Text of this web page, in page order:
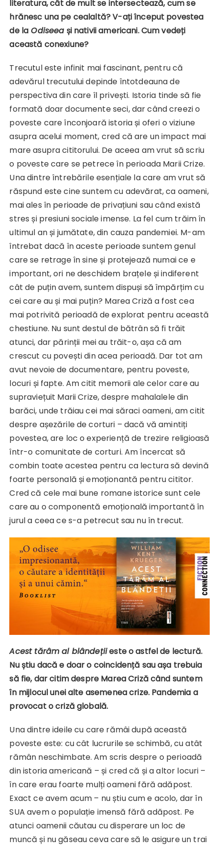
literatura, cât de mult se intersectează, cum se
hrănesc una pe cealaltă? V-ați început povestea
de la Odiseea și nativii americani. Cum vedeți
această conexiune?
Trecutul este infinit mai fascinant, pentru că
adevărul trecutului depinde întotdeauna de
perspectiva din care îl privești. Istoria tinde să fie
formată doar documente seci, dar când creezi o
poveste care înconjoară istoria și oferi o viziune
asupra acelui moment, cred că are un impact mai
mare asupra cititorului. De aceea am vrut să scriu
o poveste care se petrece în perioada Marii Crize.
Una dintre întrebările esențiale la care am vrut să
răspund este cine suntem cu adevărat, ca oameni,
mai ales în perioade de privațiuni sau când există
stres și presiuni sociale imense. La fel cum trăim în
ultimul an și jumătate, din cauza pandemiei. M-am
întrebat dacă în aceste perioade suntem genul
care se retrage în sine și protejează numai ce e
important, ori ne deschidem brațele și indiferent
cât de puțin avem, suntem dispuși să împărțim cu
cei care au și mai puțin? Marea Criză a fost cea
mai potrivită perioadă de explorat pentru această
chestiune. Nu sunt destul de bătrân să fi trăit
atunci, dar părinții mei au trăit-o, așa că am
crescut cu povești din acea perioadă. Dar tot am
avut nevoie de documentare, pentru poveste,
locuri și fapte. Am citit memorii ale celor care au
supraviețuit Marii Crize, despre mahalalele din
barăci, unde trăiau cei mai săraci oameni, am citit
despre așezările de corturi – dacă vă amintiți
povestea, are loc o experiență de trezire religioasă
într-o comunitate de corturi. Am încercat să
combin toate acestea pentru ca lectura să devină
foarte personală și emoționantă pentru cititor.
Cred că cele mai bune romane istorice sunt cele
care au o componentă emoțională importantă în
jurul a ceea ce s-a petrecut sau nu în trecut.
Acest tărâm al blândețiieste o astfel de lectură.
Nu știu dacă e doar o coincidență sau așa trebuia
să fie, dar citim despre Marea Criză când suntem
în mijlocul unei alte asemenea crize. Pandemia a
provocat o criză globală.
Una dintre ideile cu care rămâi după această
poveste este: cu cât lucrurile se schimbă, cu atât
rămân neschimbate. Am scris despre o perioadă
din istoria americană – și cred că și a altor locuri –
în care erau foarte mulți oameni fără adăpost.
Exact ce avem acum – nu știu cum e acolo, dar în
SUA avem o populație imensă fără adăpost. Pe
atunci oamenii căutau cu disperare un loc de
muncă și nu găseau ceva care să le asigure un trai